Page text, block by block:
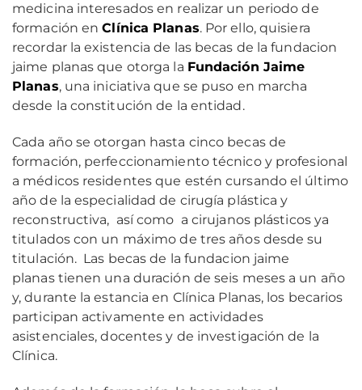
medicina interesados en realizar un periodo de
formación enClínica Planas. Por ello, quisiera
recordar la existencia de las becas de la fundacion
jaime planas que otorga la Fundación Jaime
Planas, una iniciativa que se puso en marcha
desde la constitución de la entidad.
Cada año se otorgan hasta cinco becas de
formación, perfeccionamiento técnico y profesional
a médicos residentes que estén cursando el último
año de la especialidad de cirugía plástica y
reconstructiva, así como a cirujanos plásticos ya
titulados con un máximo de tres años desde su
titulación. Las becas de la fundacion jaime
planas tienen una duración de seis meses a un año
y, durante la estancia en Clínica Planas, los becarios
participan activamente en actividades
asistenciales, docentes y de investigación de la
Clínica.